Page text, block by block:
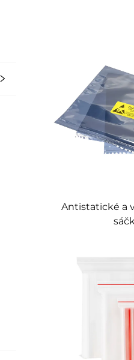
Antistatické a